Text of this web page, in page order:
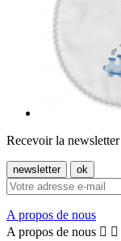
Recevoir la newsletter
A propos de nous
A propos de nous  